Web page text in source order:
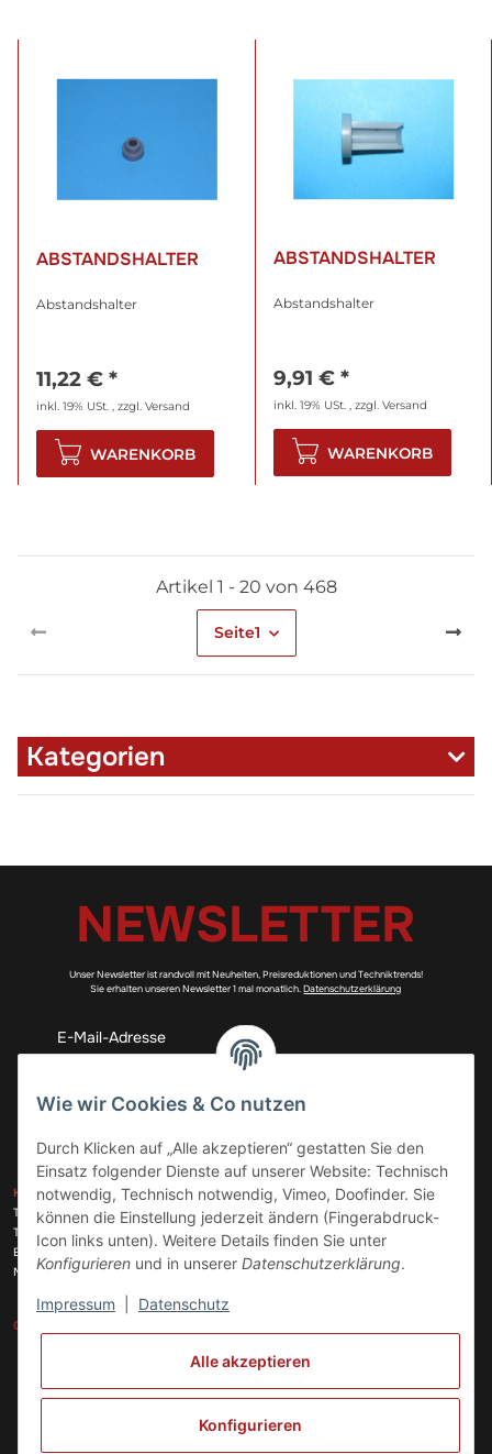
ABSTANDSHALTER
Abstandshalter
11,22 € *
inkl. 19% USt. , zzgl. Versand
WARENKORB
ABSTANDSHALTER
Abstandshalter
9,91 € *
inkl. 19% USt. , zzgl. Versand
WARENKORB
Artikel 1 - 20 von 468
Seite1
Kategorien
NEWSLETTER
Unser Newsletter ist randvoll mit Neuheiten, Preisreduktionen und Techniktrends!
Sie erhalten unseren Newsletter 1 mal monatlich.Datenschutzerklärung
Abonnieren
KONTAKT
Telefon:+49 (0)6074 816 08 0
Telefax:
+49 (0)6074 215 08 60
E-Mail:
info@meinhausgeraetedoc.de
Max Planck Str. 6 c, 63322 Rödermark
GESETZLICHE INFORMATIONEN
ZAHLUNGSARTEN
VERSANDARTEN
Vertrag widerrufen
Wie wir Cookies & Co nutzen
Durch Klicken auf „Alle akzeptieren“ gestatten Sie den
Einsatz folgender Dienste auf unserer Website: Technisch
notwendig, Technisch notwendig, Vimeo, Doofinder. Sie
können die Einstellung jederzeit ändern (Fingerabdruck-
Icon links unten). Weitere Details finden Sie unter
Konfigurieren und in unserer Datenschutzerklärung.
Impressum Datenschutz
Alle akzeptieren
Konfigurieren